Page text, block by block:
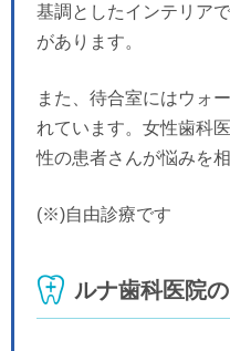
基調としたインテリア
があります。
また、待合室にはウォ
れています。女性歯科
性の患者さんが悩みを
(※)自由診療です
ルナ歯科医院